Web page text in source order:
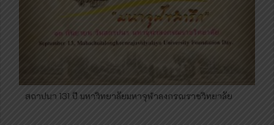
สถาปนา 131 ปี มหาวิทยาลัย​มหา​จุฬา​ลงกรณราชวิทยาลัย